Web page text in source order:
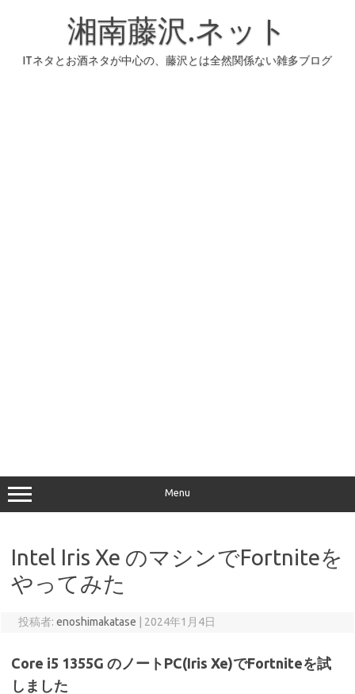
湘南藤沢.ネット
ITネタとお酒ネタが中心の、藤沢とは全然関係ない雑多ブログ
Menu
Intel Iris Xe のマシンでFortniteを
やってみた
投稿者: enoshimakatase 2024年1月4日
Core i5 1355G のノートPC(Iris Xe)でFortniteを試
しました